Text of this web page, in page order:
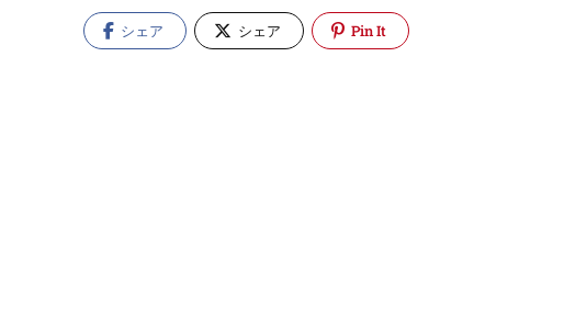
シェア シェア Pin It